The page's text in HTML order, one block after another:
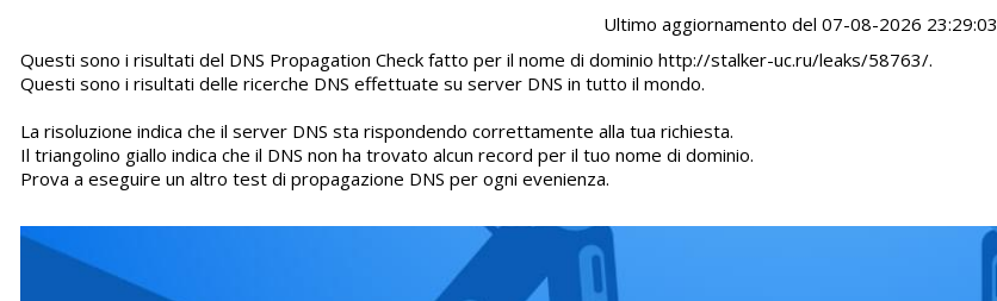
Ultimo aggiornamento del 07-08-2026 23:29:03
Questi sono i risultati del DNS Propagation Check fatto per il nome di dominio http://stalker-uc.ru/leaks/58763/.
Questi sono i risultati delle ricerche DNS effettuate su server DNS in tutto il mondo.
La risoluzione indica che il server DNS sta rispondendo correttamente alla tua richiesta.
Il triangolino giallo indica che il DNS non ha trovato alcun record per il tuo nome di dominio.
Prova a eseguire un altro test di propagazione DNS per ogni evenienza.